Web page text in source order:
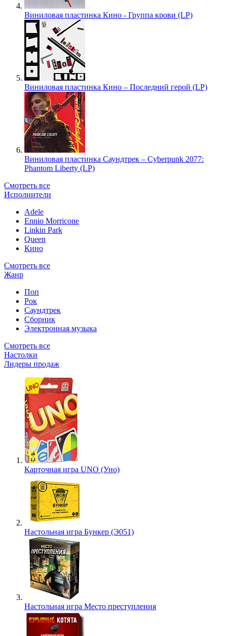
Виниловая пластинка Кино - Группа крови (LP)
Виниловая пластинка Кино – Последний герой (LP)
Виниловая пластинка Саундтрек – Cyberpunk 2077:
Phantom Liberty (LP)
Смотреть все
Исполнители
Adele
Ennio Morricone
Linkin Park
Queen
Кино
Смотреть все
Жанр
Поп
Рок
Саундтрек
Сборник
Электронная музыка
Смотреть все
Настолки
Лидеры продаж
Карточная игра UNO (Уно)
Настольная игра Бункер (Э051)
Настольная игра Место преступления